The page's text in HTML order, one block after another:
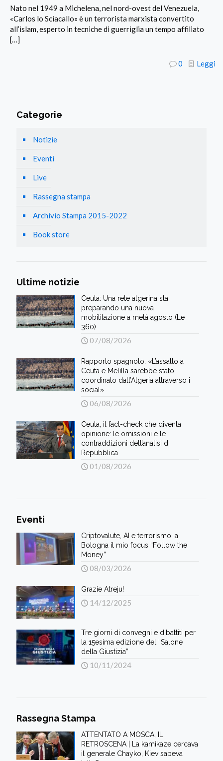
Nato nel 1949 a Michelena, nel nord-ovest del Venezuela,
«Carlos lo Sciacallo» è un terrorista marxista convertito
all’islam, esperto in tecniche di guerriglia un tempo affiliato
[…]
0 Leggi
Categorie
Notizie
Eventi
Live
Rassegna stampa
Archivio Stampa 2015-2022
Book store
Ultime notizie
Ceuta: Una rete algerina sta
preparando una nuova
mobilitazione a metà agosto (Le
360)
07/08/2026
Rapporto spagnolo: «L’assalto a
Ceuta e Melilla sarebbe stato
coordinato dall’Algeria attraverso i
social»
06/08/2026
Ceuta, il fact-check che diventa
opinione: le omissioni e le
contraddizioni dell’analisi di
Repubblica
01/08/2026
Eventi
Criptovalute, AI e terrorismo: a
Bologna il mio focus “Follow the
Money”
08/03/2026
Grazie Atreju!
14/12/2025
Tre giorni di convegni e dibattiti per
la 15esima edizione del “Salone
della Giustizia”
10/11/2024
Rassegna Stampa
ATTENTATO A MOSCA, IL
RETROSCENA | La kamikaze cercava
il generale Chayko, Kiev sapeva